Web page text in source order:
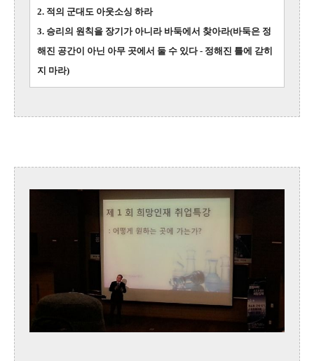
2. 적의 군대도 아웃소싱 하라
3. 승리의 원칙을 장기가 아니라 바둑에서 찾아라(바둑은 정
해진 공간이 아닌 아무 곳에서 둘 수 있다 - 정해진 틀에 갇히
지 마라)